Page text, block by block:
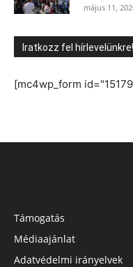
május 11,
Iratkozz fel hírlevelünkre!
[mc4wp_form
Támogatás
Médiaajánlat
Adatvédelmi irányelvek